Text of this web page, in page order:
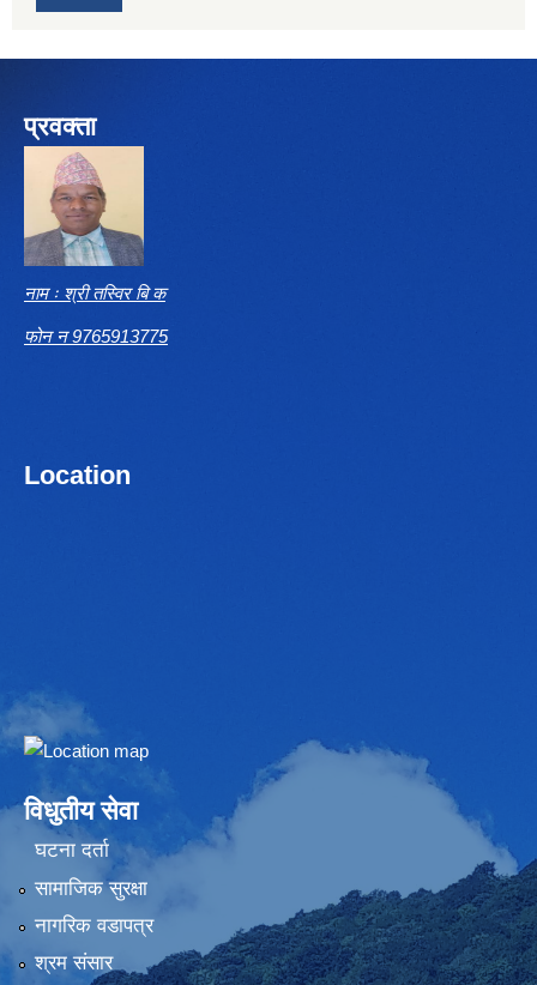
प्रवक्ता
नाम ः श्री तस्विर बि क
फोन न 9765913775
Location
Embed Google Map
विधुतीय सेवा
घटना दर्ता
सामाजिक सुरक्षा
नागरिक वडापत्र
श्रम संसार